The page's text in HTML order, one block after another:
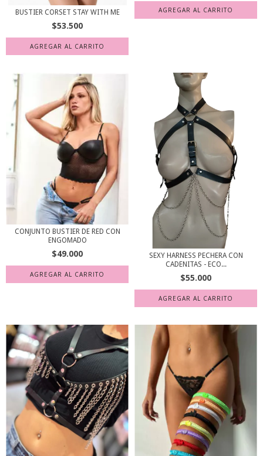
BUSTIER CORSET STAY WITH ME
$53.500
AGREGAR AL CARRITO
AGREGAR AL CARRITO
CONJUNTO BUSTIER DE RED CON
ENGOMADO
$49.000
SEXY HARNESS PECHERA CON
CADENITAS - ECO...
$55.000